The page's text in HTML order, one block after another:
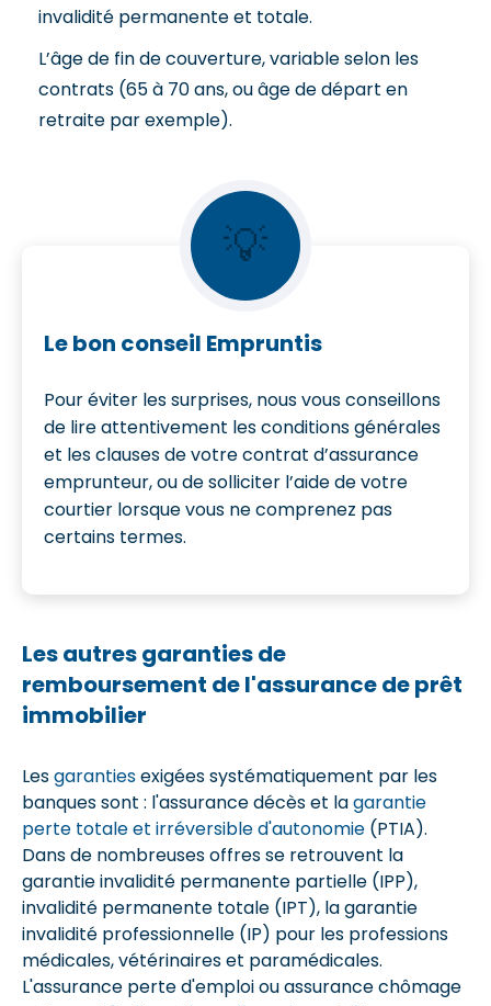
invalidité permanente et totale.
L’âge de fin de couverture, variable selon les
contrats (65 à 70 ans, ou âge de départ en
retraite par exemple).
💡
Le bon conseil Empruntis
Pour éviter les surprises, nous vous conseillons
de lire attentivement les conditions générales
et les clauses de votre contrat d’assurance
emprunteur, ou de solliciter l’aide de votre
courtier lorsque vous ne comprenez pas
certains termes.
Les autres garanties de
remboursement de l'assurance de prêt
immobilier
Lesgarantiesexigées systématiquement par les
banques sont : l'assurance décès et lagarantie
perte totale et irréversible d'autonomie (PTIA).
Dans de nombreuses offres se retrouvent la
garantie invalidité permanente partielle (IPP),
invalidité permanente totale (IPT), la garantie
invalidité professionnelle (IP) pour les professions
médicales, vétérinaires et paramédicales.
L'assurance perte d'emploi ou assurance chômage